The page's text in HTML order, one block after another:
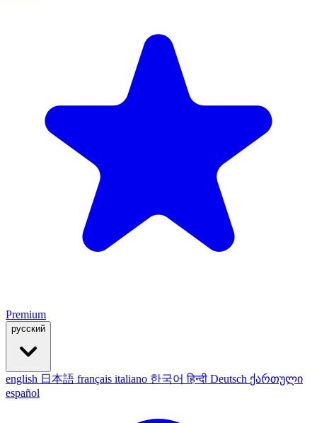
Premium
русский
english 日本語 français italiano 한국어हिन्दी Deutsch ქართული
español